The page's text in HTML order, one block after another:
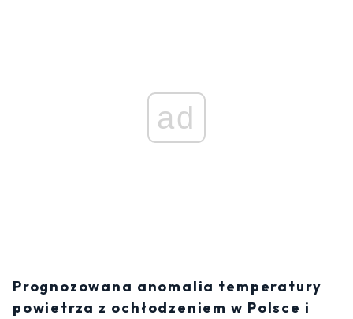
ad
Prognozowana anomalia temperatury
powietrza z ochłodzeniem w Polsce i